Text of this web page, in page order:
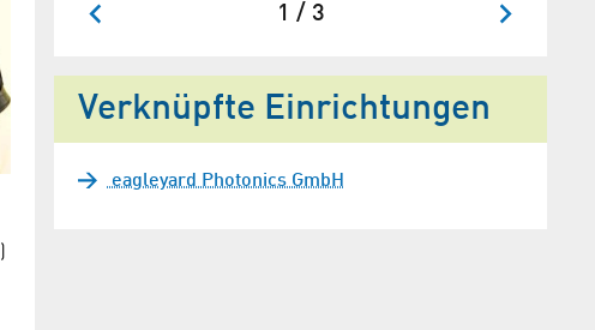
1 / 3
Verknüpfte Einrichtungen
eagleyard Photonics GmbH